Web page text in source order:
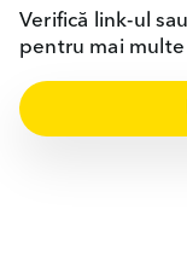
Verifică link-ul
pentru mai